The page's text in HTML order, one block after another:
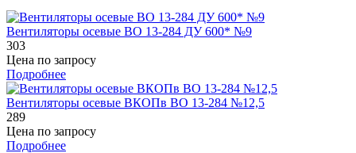
Вентиляторы осевые ВО 13-284 ДУ 600* №9
303
Цена по запросу
Подробнее
Вентиляторы осевые ВКОПв ВО 13-284 №12,5
289
Цена по запросу
Подробнее